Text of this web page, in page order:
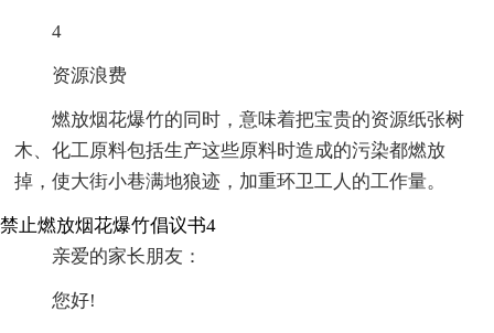
4
资源浪费
燃放烟花爆竹的同时，意味着把宝贵的资源纸张树
木、化工原料包括生产这些原料时造成的污染都燃放
掉，使大街小巷满地狼迹，加重环卫工人的工作量。
禁止燃放烟花爆竹倡议书4
亲爱的家长朋友：
您好!